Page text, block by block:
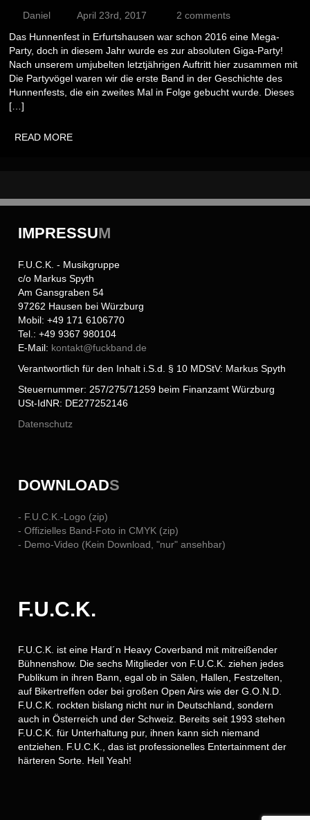
Daniel April 23rd, 2017
2 comments
Das Hunnenfest in Erfurtshausen war schon 2016 eine Mega-
Party, doch in diesem Jahr wurde es zur absoluten Giga-Party!
Nach unserem umjubelten letztjährigen Auftritt hier zusammen mit
Die Partyvögel waren wir die erste Band in der Geschichte des
Hunnenfests, die ein zweites Mal in Folge gebucht wurde. Dieses
[…]
READ MORE
IMPRESSUM
F.U.C.K. - Musikgruppe
c/o Markus Spyth
Am Gansgraben 54
97262 Hausen bei Würzburg
Mobil: +49 171 6106770
Tel.: +49 9367 980104
E-Mail: kontakt@fuckband.de
Verantwortlich für den Inhalt i.S.d. § 10 MDStV: Markus Spyth
Steuernummer: 257/275/71259 beim Finanzamt Würzburg
USt-IdNR: DE277252146
Datenschutz
DOWNLOADS
- F.U.C.K.-Logo (zip)
- Offizielles Band-Foto in CMYK (zip)
- Demo-Video (Kein Download, "nur" ansehbar)
F.U.C.K.
F.U.C.K. ist eine Hard´n Heavy Coverband mit mitreißender
Bühnenshow. Die sechs Mitglieder von F.U.C.K. ziehen jedes
Publikum in ihren Bann, egal ob in Sälen, Hallen, Festzelten,
auf Bikertreffen oder bei großen Open Airs wie der G.O.N.D.
F.U.C.K. rockten bislang nicht nur in Deutschland, sondern
auch in Österreich und der Schweiz. Bereits seit 1993 stehen
F.U.C.K. für Unterhaltung pur, ihnen kann sich niemand
entziehen. F.U.C.K., das ist professionelles Entertainment der
härteren Sorte. Hell Yeah!